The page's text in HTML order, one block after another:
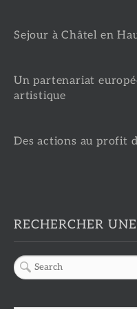
Sejour à Châtel en
Un partenariat
artistique
Des actions au profit
RECHERCHER